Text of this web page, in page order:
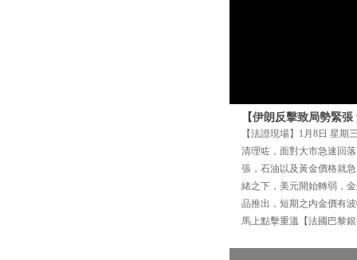
【伊朗反擊致局勢緊
【法證現場】1月8日 星
清理咗，面對大市急速回
張，石油以及黃金價格就
緒之下，美元開始轉弱，
品推出，短期之內金價有
馬上點擊重溫【法國巴黎